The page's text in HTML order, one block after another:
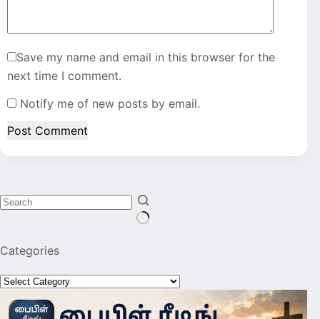
Save my name and email in this browser for the
next time I comment.
Notify me of new posts by email.
Post Comment
results
Categories
Categories